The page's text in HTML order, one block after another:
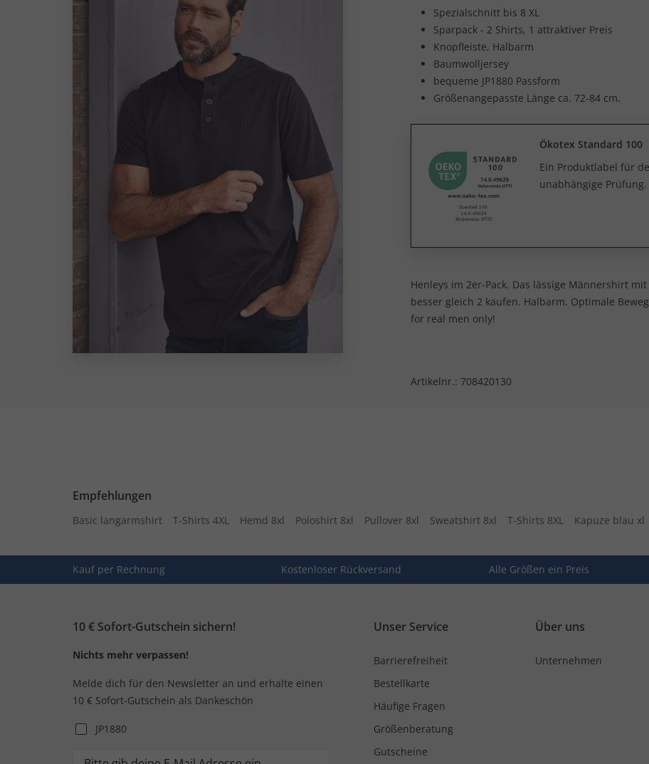
Spezialschnitt bis 8 XL
Sparpack - 2 Shirts, 1 attraktiver Preis
Knopfleiste, Halbarm
Baumwolljersey
bequeme JP1880 Passform
Größenangepasste Länge ca. 72-84 cm.
Ökotex Standard 100
Ein Produktlabel für
unabhängige Prüfung.
Henleys im 2er-Pack. Das lässige Männershirt
besser gleich 2 kaufen. Halbarm. Optimale
for real men only!
Artikelnr.: 708420130
Empfehlungen
Basic langarmshirt T-Shirts 4XL Hemd 8xl Poloshirt 8xl Pullover 8xl Sweatshirt 8xl T-Shirts 8XL Kapuze blau xl
Kauf per Rechnung Kostenloser Rückversand Alle Größen ein Preis
10 € Sofort-Gutschein sichern!
Nichts mehr verpassen!
Melde dich für den Newsletter an und erhalte einen
10 € Sofort-Gutschein als Dankeschön
JP1880
Unser Service
Barrierefreiheit
Bestellkarte
Häufige Fragen
Größenberatung
Gutscheine
Über uns
Unternehmen